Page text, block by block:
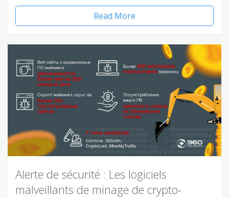
Read More
Alerte de sécurité : Les logiciels
malveillants de minage de crypto-